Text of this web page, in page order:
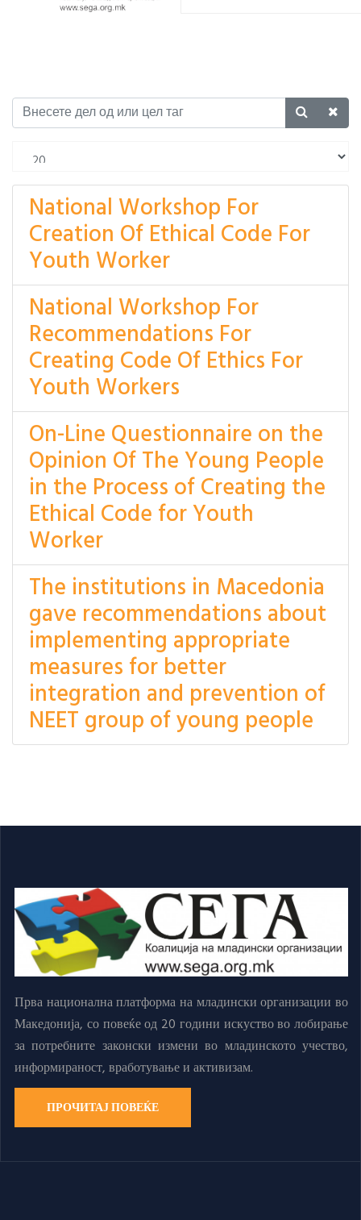
National Workshop For
Creation Of Ethical Code For
Youth Worker
National Workshop For
Recommendations For
Creating Code Of Ethics For
Youth Workers
On-Line Questionnaire on the
Opinion Of The Young People
in the Process of Creating the
Ethical Code for Youth
Worker
The institutions in Macedonia
gave recommendations about
implementing appropriate
measures for better
integration and prevention of
NEET group of young people
Прва национална платформа на младински организации во
Македонија, со повеќе од 20 години искуство во лобирање
за потребните законски измени во младинското учество,
информираност, вработување и активизам.
ПРОЧИТАЈ ПОВЕЌЕ